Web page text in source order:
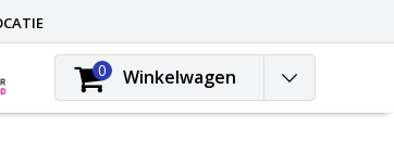
Blog
0 Winkelwagen